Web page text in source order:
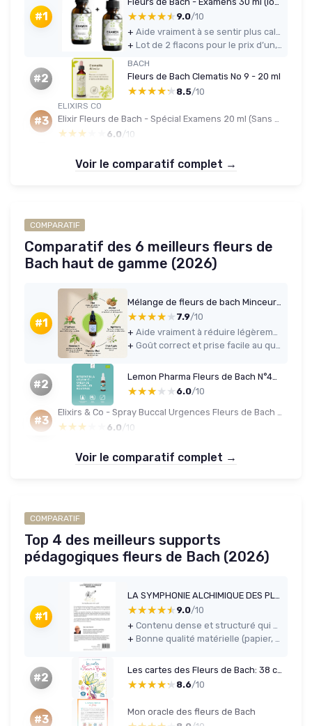
#1 ★★★★★
★★★★★ 9.0/10
+
+
#2
BACH
Fleurs de Bach Clematis No 9 - 20 ml
★★★★★
★★★★★ 8.5/10
#3
ELIXIRS CO
Elixir Fleurs de Bach - Spécial Examens 20 ml (Sans alcool)
★★★★★
★★★★★ 6.0 /10
Voir le comparatif complet →
COMPARATIF
Comparatif des 6 meilleurs fleurs de
Bach haut de gamme (2026)
#1 ★★★★★
★★★★★ 7.9/10
+
+
#2 ★★★★★
★★★★★ 6.0/10
#3
Elixirs & Co - Spray Buccal Urgences Fleurs de Bach 10 ml
★★★★★
★★★★★ 6.0 /10
Voir le comparatif complet →
COMPARATIF
Top 4 des meilleurs supports
pédagogiques fleurs de Bach (2026)
#1 ★★★★★
★★★★★ 9.0/10
+
+
#2 ★★★★★
★★★★★ 8.6/10
#3
Mon oracle des fleurs de Bach